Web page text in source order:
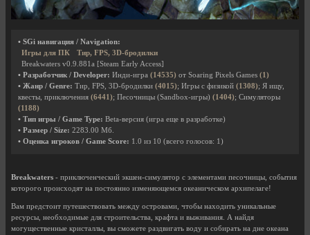
• SGi навигация / Navigation:
Игры для ПК
Тир, FPS, 3D-бродилки
Breakwaters v0.9.881a [Steam Early Access]
• Разработчик / Developer: Инди-игра (14535) от Soaring Pixels Games (1)
• Жанр / Genre: Тир, FPS, 3D-бродилки (4015); Игры с физикой (1308); Я ищу,
квесты, приключения (6441); Песочницы (Sandbox-игры) (1404); Симуляторы
(1188)
• Тип игры / Game Type: Beta-версия (игра еще в разработке)
• Размер / Size: 2283.00 Мб.
• Оценка игроков / Game Score: 1.0 из 10 (всего голосов: 1)
Breakwaters - приключенческий экшен-симулятор с элементами песочницы, события
которого происходят на постоянно изменяющемся океаническом архипелаге!
Вам предстоит путешествовать между островами, чтобы находить уникальные
ресурсы, необходимые для строительства, крафта и выживания. А найдя
могущественные кристаллы, вы сможете раздвигать воду и собирать на дне океана